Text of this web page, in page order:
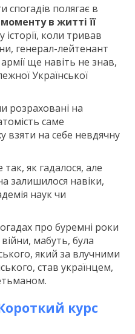
спогадів полягає в
в житті її
коли тривав
генерал-лейтенант
ще навіть не знав,
Української
розраховані на
саме
взяти на себе невдячну
як гадалося, але
залишилося навіки,
наук чи
про буремні роки
мабуть, була
який за влучними
став українцем,
курс